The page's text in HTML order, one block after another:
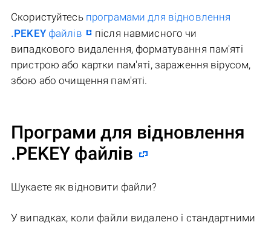
Скористуйтесь програмами для відновлення
.PEKEYфайлів
після навмисного чи
випадкового видалення, форматування пам'яті
пристрою або картки пам'яті, зараження вірусом,
збою або очищення пам'яті.
Програми для відновлення
.PEKEY файлів
Шукаєте як відновити файли?
У випадках, коли файли видалено і стандартними